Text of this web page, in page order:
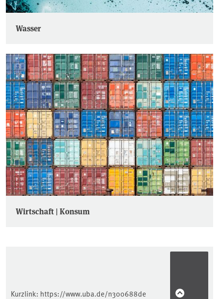
Wasser
Wirtschaft | Konsum
Kurzlink: https://www.uba.de/n300688de